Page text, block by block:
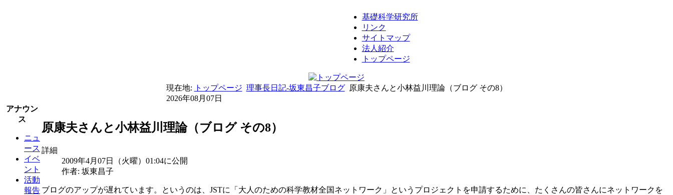
基礎科学研究所
リンク
サイトマップ
法人紹介
トップページ
現在地: トップページ 理事長日記-坂東昌子ブログ
原康夫さんと小林益川理論（ブログ その8）
2026年08月07日
アナウン
ス
ニュ
ース
イベ
ント
活動
報告
原康夫さんと小林益川理論（ブログ その8）
詳細
2009年4月07日（火曜）01:04に公開
作者: 坂東昌子
ブログのアップが遅れています。というのは、JSTに「大人のための科学教材全国ネットワーク」というプロジェクトを申請するために、たくさんの皆さんにネットワークを